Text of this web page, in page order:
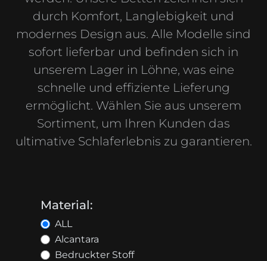
durch Komfort, Langlebigkeit und
modernes Design aus. Alle Modelle sind
sofort lieferbar und befinden sich in
unserem Lager in Löhne, was eine
schnelle und effiziente Lieferung
ermöglicht. Wählen Sie aus unserem
Sortiment, um Ihren Kunden das
ultimative Schlaferlebnis zu garantieren.
Material:
ALL
Alcantara
Bedruckter Stoff